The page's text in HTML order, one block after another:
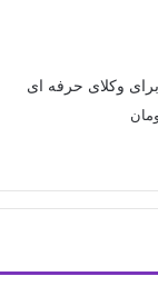
وکلای حرفه ای